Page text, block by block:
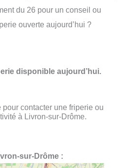
du 26 pour un conseil ou
ouverte aujourd’hui ?
disponible aujourd’hui.
contacter une friperie ou
à Livron-sur-Drôme.
sur-Drôme :